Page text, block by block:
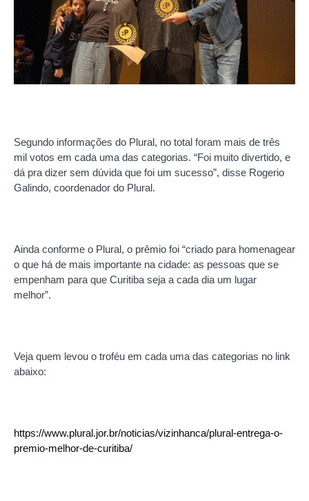
Segundo informações do Plural, no total foram mais de três
mil votos em cada uma das categorias. “Foi muito divertido, e
dá pra dizer sem dúvida que foi um sucesso”, disse Rogerio
Galindo, coordenador do Plural.
Ainda conforme o Plural, o prêmio foi “criado para homenagear
o que há de mais importante na cidade: as pessoas que se
empenham para que Curitiba seja a cada dia um lugar
melhor”.
Veja quem levou o troféu em cada uma das categorias no link
abaixo:
https://www.plural.jor.br/noticias/vizinhanca/plural-entrega-o-
premio-melhor-de-curitiba/